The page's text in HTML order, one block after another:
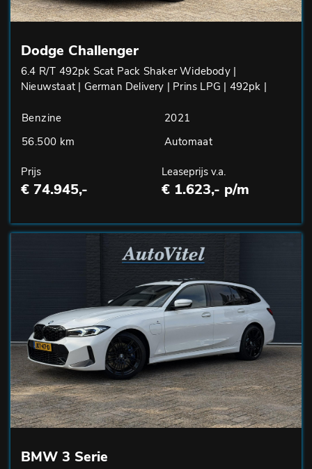
Dodge Challenger
6.4 R/T 492pk Scat Pack Shaker Widebody |
Nieuwstaat | German Delivery | Prins LPG | 492pk |
Benzine
2021
56.500 km
Automaat
Prijs
€ 74.945,-
Leaseprijs v.a.
€ 1.623,- p/m
BMW 3 Serie